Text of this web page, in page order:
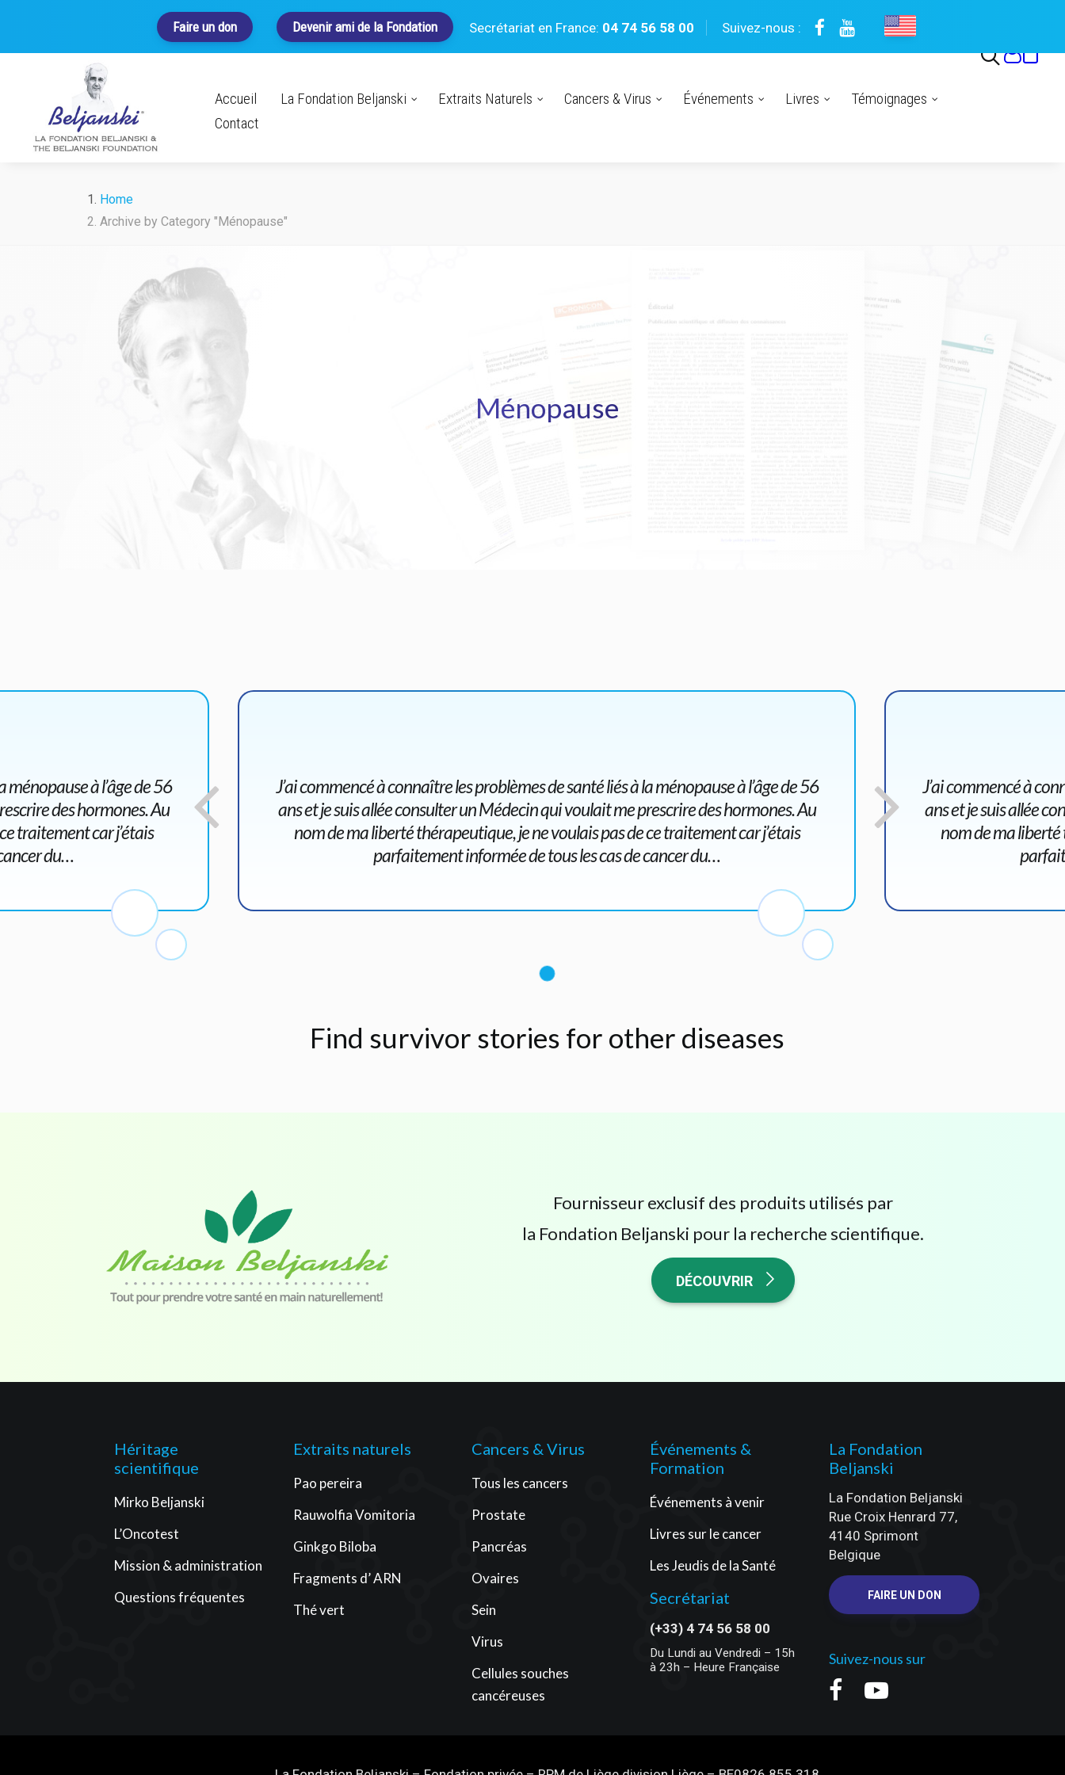
Secrétariat en France: 04 74 56 58 00 Suivez-nous :
Faire un don Devenir ami de la Fondation
Accueil La Fondation Beljanski Extraits Naturels Cancers & Virus Événements Livres
Témoignages
Contact
Home
Archive by Category "Ménopause"
Ménopause
ménopause à l’âge de 56
des hormones. Au
traitement car j’étais
du…
J’ai commencé à connaître les problèmes de santé liés à la ménopause à l’âge de 56
ans et je suis allée consulter un Médecin qui voulait me prescrire des hormones. Au
nom de ma liberté thérapeutique, je ne voulais pas de ce traitement car j’étais
parfaitement informée de tous les cas de cancer du…
J’ai commencé à
ans et je suis allée
nom de ma liberté
Find survivor stories for other diseases
Fournisseur exclusif des produits utilisés par
la Fondation Beljanski pour la recherche scientifique.
DÉCOUVRIR
Héritage
scientifique
Mirko Beljanski
L’Oncotest
Mission & administration
Questions fréquentes
Extraits naturels
Pao pereira
Rauwolfia Vomitoria
Ginkgo Biloba
Fragments d’ ARN
Thé vert
Cancers & Virus
Tous les cancers
Prostate
Pancréas
Ovaires
Sein
Virus
Cellules souches
cancéreuses
Événements &
Formation
Événements à venir
Livres sur le cancer
Les Jeudis de la Santé
Secrétariat
(+33) 4 74 56 58 00
Du Lundi au Vendredi – 15h
à 23h – Heure Française
La Fondation
Beljanski
La Fondation Beljanski
Rue Croix Henrard 77,
4140 Sprimont
Belgique
FAIRE UN DON
Suivez-nous sur